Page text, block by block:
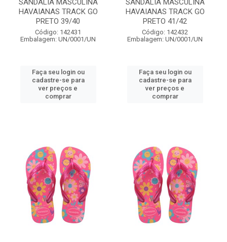
SANDÁLIA MASCULINA
HAVAIANAS TRACK GO
PRETO 39/40
Código: 142431
Embalagem: UN/0001/UN
Faça seu login ou
cadastre-se para
ver preços e
comprar
SANDÁLIA MASCULINA
HAVAIANAS TRACK GO
PRETO 41/42
Código: 142432
Embalagem: UN/0001/UN
Faça seu login ou
cadastre-se para
ver preços e
comprar